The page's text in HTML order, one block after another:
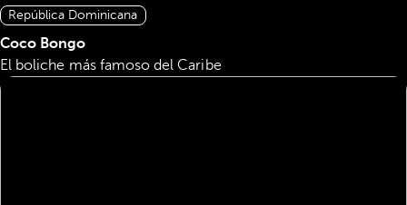
República Dominicana
Coco Bongo
El boliche más famoso del Caribe